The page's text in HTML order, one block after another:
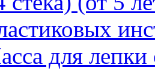
для лепки